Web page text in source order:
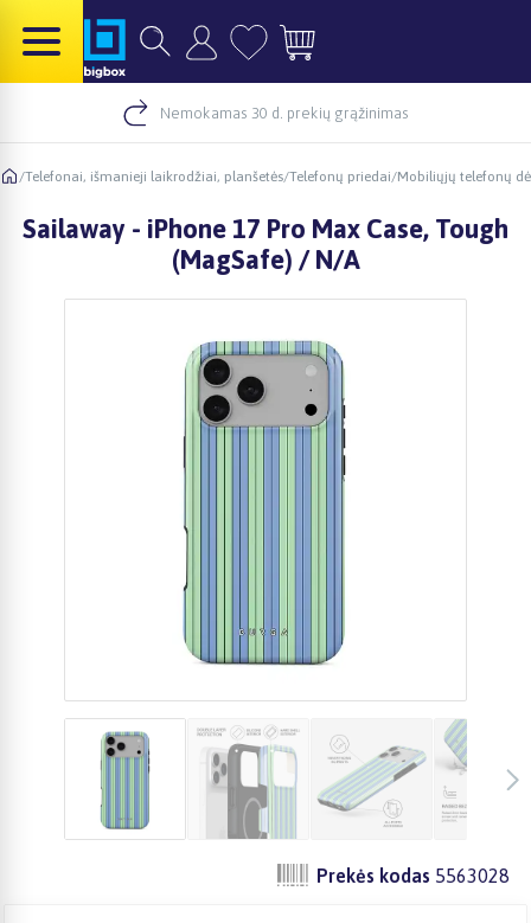
Nemokamas 30 d. prekių grąžinimas
/Telefonai, išmanieji laikrodžiai, planšetės/Telefonų priedai/Mobiliųjų telefonų
Sailaway - iPhone 17 Pro Max Case, Tough
(MagSafe) / N/A
Prekės kodas 5563028